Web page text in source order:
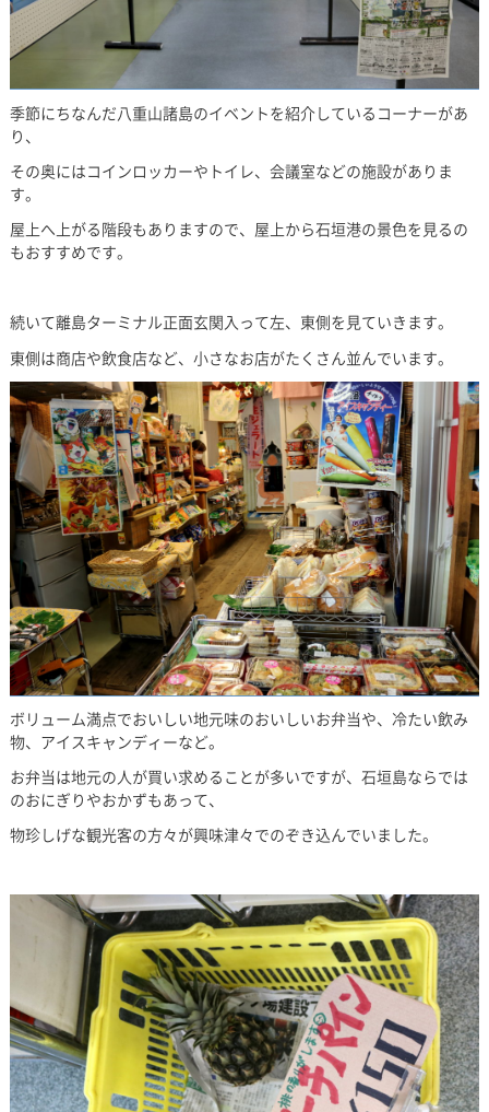
季節にちなんだ八重山諸島のイベントを紹介しているコーナーがあ
り、
その奥にはコインロッカーやトイレ、会議室などの施設がありま
す。
屋上へ上がる階段もありますので、屋上から石垣港の景色を見るの
もおすすめです。
続いて離島ターミナル正面玄関入って左、東側を見ていきます。
東側は商店や飲食店など、小さなお店がたくさん並んでいます。
ボリューム満点でおいしい地元味のおいしいお弁当や、冷たい飲み
物、アイスキャンディーなど。
お弁当は地元の人が買い求めることが多いですが、石垣島ならでは
のおにぎりやおかずもあって、
物珍しげな観光客の方々が興味津々でのぞき込んでいました。